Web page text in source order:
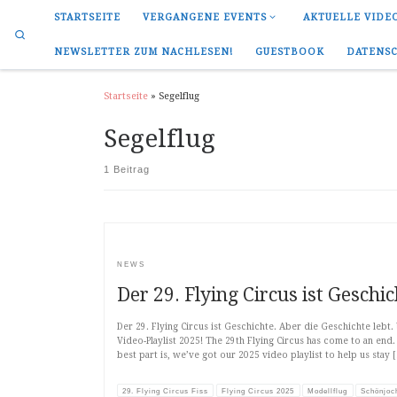
STARTSEITE VERGANGENE EVENTS AKTUELLE
NEWSLETTER ZUM NACHLESEN! GUESTBOOK
Startseite » Segelflug
Segelflug
1 Beitrag
NEWS
Der 29. Flying Circus ist
Der 29. Flying Circus ist Geschichte. Aber die Geschichte
Video-Playlist 2025! The 29th Flying Circus has come to an
best part is, we’ve got our 2025 video playlist to help us stay
29. Flying Circus Fiss Flying Circus 2025 Modellflug